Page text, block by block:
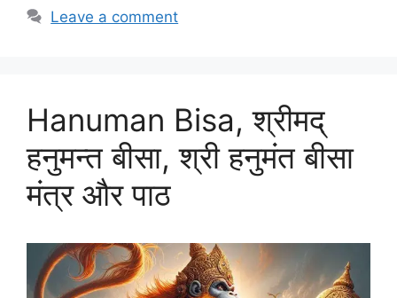
Leave a comment
Hanuman Bisa, श्रीमद्
हनुमन्त बीसा, श्री हनुमंत बीसा
मंत्र और पाठ